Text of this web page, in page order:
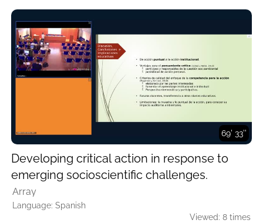
69' 33''
Developing critical action in response to
emerging socioscientific challenges.
Array
Language: Spanish
Viewed: 8 times